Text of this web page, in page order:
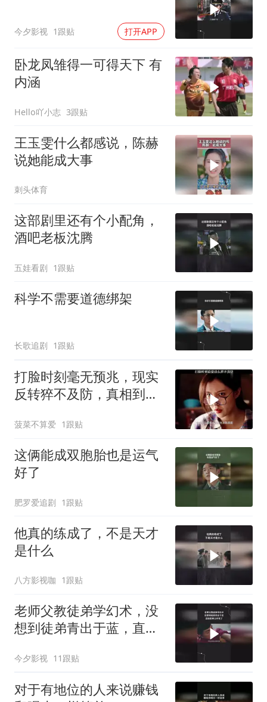
今夕影视 1跟贴 打开APP
卧龙凤雏得一可得天下 有
内涵
Hello吖小志 3跟贴
王玉雯什么都感说，陈赫
说她能成大事
刺头体育
这部剧里还有个小配角，
酒吧老板沈腾
五娃看剧 1跟贴
科学不需要道德绑架
长歌追剧 1跟贴
打脸时刻毫无预兆，现实
反转猝不及防，真相到来
菠菜不算爱 1跟贴
这俩能成双胞胎也是运气
好了
肥罗爱追剧 1跟贴
他真的练成了，不是天才
是什么
八方影视咖 1跟贴
老师父教徒弟学幻术，没
想到徒弟青出于蓝，直接
今夕影视 11跟贴
对于有地位的人来说赚钱